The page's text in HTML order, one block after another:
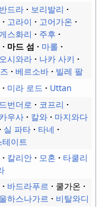
반드라
보리발리
고라이
고어가온
스화리
주후
마드 섬
마롤
오시와라
나카 사키
베르소바
빌레 팔
미라 로드 Uttan
번더로
코프리
카우사 칼와
마지와다
실 파타
타네
이트
칼리안 모혼
타쿨리
바드라푸르
쿨가온
울하스나가르
비탈와디